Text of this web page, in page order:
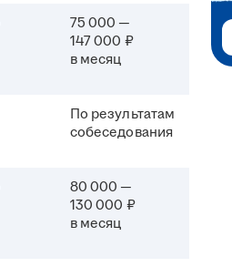
75 000 —
147 000 ₽
в месяц
По результатам
собеседования
80 000 —
130 000 ₽
в месяц